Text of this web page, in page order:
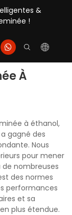
&
!
À
à éthanol,
gagné des
Nous
pour mener
de nombreuses
des normes
performances
et sa
plus étendue.